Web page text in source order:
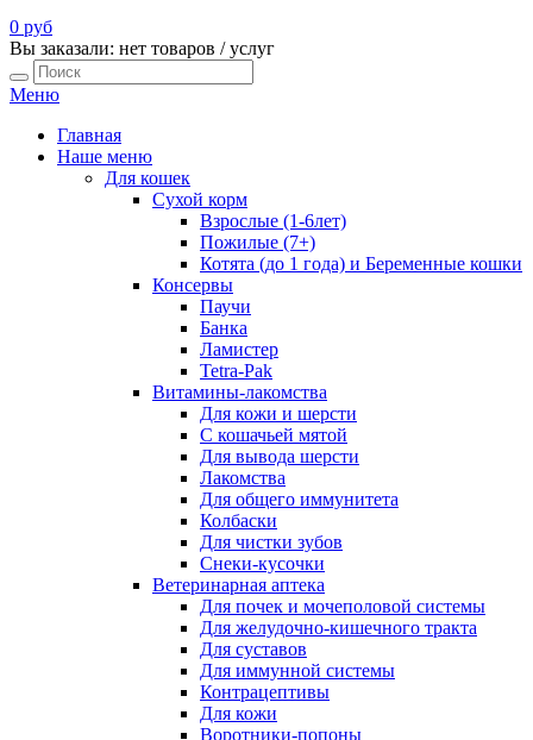
0 руб
Вы заказали: нет товаров / услуг
Меню
Главная
Наше меню
Для кошек
Сухой корм
Взрослые (1-6лет)
Пожилые (7+)
Котята (до 1 года) и Беременные кошки
Консервы
Паучи
Банка
Ламистер
Tetra-Pak
Витамины-лакомства
Для кожи и шерсти
С кошачьей мятой
Для вывода шерсти
Лакомства
Для общего иммунитета
Колбаски
Для чистки зубов
Снеки-кусочки
Ветеринарная аптека
Для почек и мочеполовой системы
Для желудочно-кишечного тракта
Для суставов
Для иммунной системы
Контрацептивы
Для кожи
Воротники-попоны